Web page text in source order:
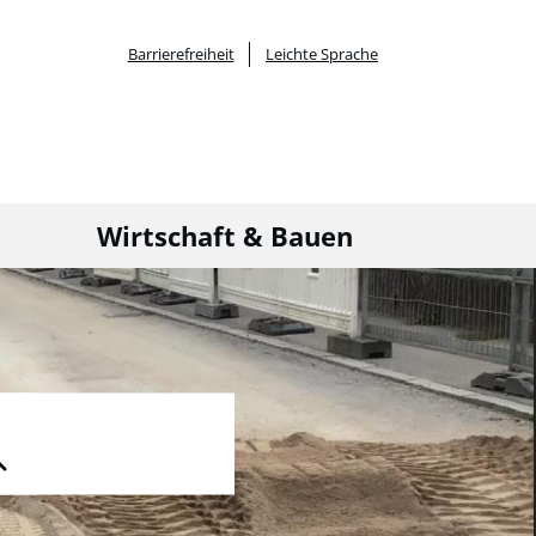
Barrierefreiheit Leichte Sprache
Wirtschaft & Bauen